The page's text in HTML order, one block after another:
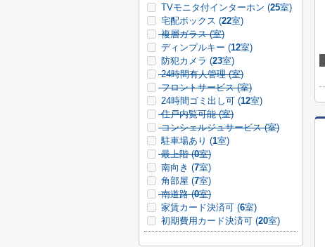
TVモニタ付インターホン (25室)
宅配ボックス (22室)
複層ガラス (室)
ディンプルキー (12室)
防犯カメラ (23室)
24時間有人管理 (室)
フロントサービス (室)
24時間ゴミ出し可 (12室)
住戸内覧可能 (室)
コンシェルジュサービス (室)
駐車場あり (1室)
最上階 (0室)
南向き (7室)
角部屋 (7室)
南道路 (0室)
家賃カード決済可 (6室)
初期費用カード決済可 (20室)